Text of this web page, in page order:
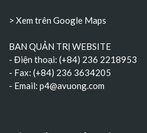
> Xem trên Google Maps
BAN QUẢN TRỊ WEBSITE
- Điện thoại: (+84) 236 2218953
- Fax: (+84) 236 3634205
- Email: p4@avuong.com